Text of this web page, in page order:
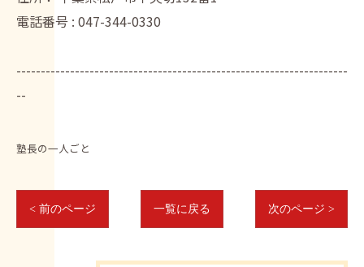
電話番号 : 047-344-0330
--------------------------------------------------------------------
--
塾長の一人ごと
< 前のページ 一覧に戻る 次のページ >